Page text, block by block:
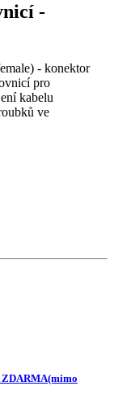
-
- konektor
pro
kabelu
ve
ZDARMA(mimo